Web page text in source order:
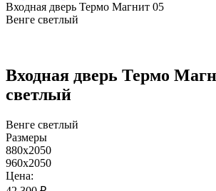
Входная дверь Термо Магнит 05
Венге светлый
Входная дверь Термо
светлый
Венге светлый
Размеры
880x2050
960x2050
Цена: